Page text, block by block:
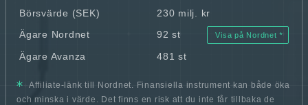
Börsvärde (SEK)
230 milj. kr
Ägare Nordnet
92 st Visa på Nordnet
Ägare Avanza 481 st
Affiliate-länk till Nordnet. Finansiella instrument kan både öka
och minska i värde. Det finns en risk att du inte får tillbaka de